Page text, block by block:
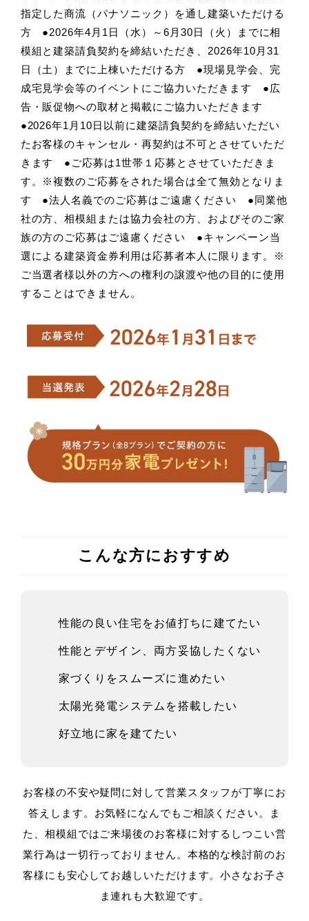
指定した商流（パナソニック）を通し建築いただける
方 ●2026年4月1日（水）～6月30日（火）までに相
模組と建築請負契約を締結いただき、2026年10月31
日（土）までに上棟いただける方 ●現場見学会、完
成宅見学会等のイベントにご協力いただきます ●広
告・販促物への取材と掲載にご協力いただきます
●2026年1月10日以前に建築請負契約を締結いただい
たお客様のキャンセル・再契約は不可とさせていただ
きます ●ご応募は1世帯１応募とさせていただきま
す。※複数のご応募をされた場合は全て無効となりま
す ●法人名義でのご応募はご遠慮ください ●同業他
社の方、相模組または協力会社の方、およびそのご家
族の方のご応募はご遠慮ください ●キャンペーン当
選による建築資金券利用は応募者本人に限ります。※
ご当選者様以外の方への権利の譲渡や他の目的に使用
することはできません。
こんな方におすすめ
性能の良い住宅をお値打ちに建てたい
性能とデザイン、両方妥協したくない
家づくりをスムーズに進めたい
太陽光発電システムを搭載したい
好立地に家を建てたい
お客様の不安や疑問に対して営業スタッフが丁寧にお
答えします。 お気軽になんでもご相談ください。
ま
た、相模組ではご来場後のお客様に対するしつこい営
業行為は一切行っておりません。 本格的な検討前のお
客様にも安心してお越しいただけます。小さなお子さ
ま連れも大歓迎です。